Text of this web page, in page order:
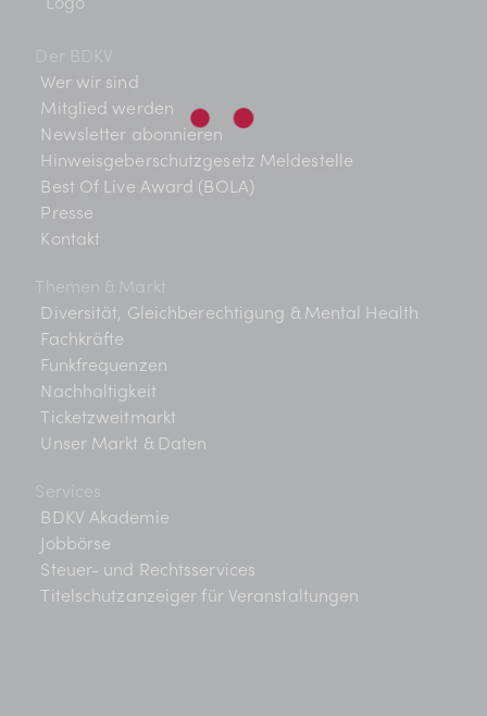
Der BDKV
Wer wir sind
Mitglied werden
Newsletter abonnieren
Hinweisgeberschutzgesetz Meldestelle
Best Of Live Award (BOLA)
Presse
Kontakt
Themen & Markt
Diversität, Gleichberechtigung & Mental Health
Fachkräfte
Funkfrequenzen
Nachhaltigkeit
Ticketzweitmarkt
Unser Markt & Daten
Services
BDKV Akademie
Jobbörse
Steuer- und Rechtsservices
Titelschutzanzeiger für Veranstaltungen